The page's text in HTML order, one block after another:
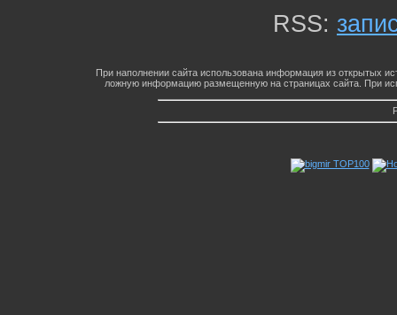
RSS:
При наполнении сайта использована информация из открытых
ложную информацию размещенную на страницах сайта. При